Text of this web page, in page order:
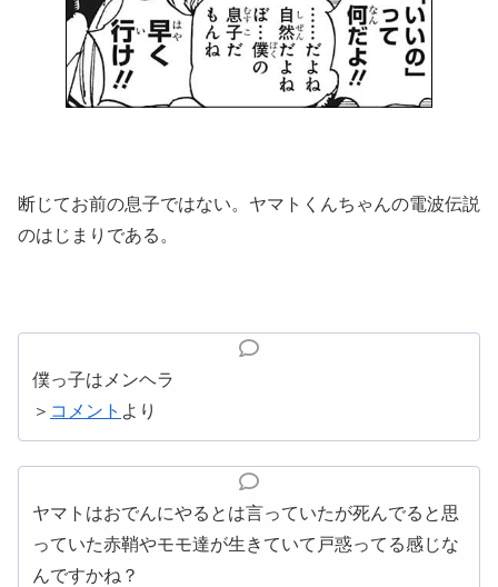
断じてお前の息子ではない。ヤマトくんちゃんの電波伝説
のはじまりである。
僕っ子はメンヘラ
＞ コメント より
ヤマトはおでんにやるとは言っていたが死んでると思
っていた赤鞘やモモ達が生きていて戸惑ってる感じな
んですかね？